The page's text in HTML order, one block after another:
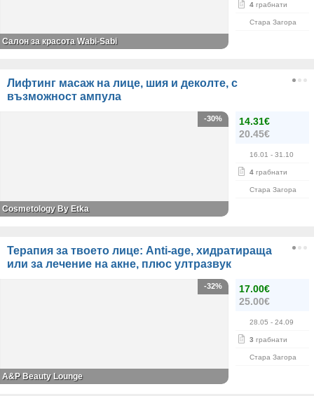
4 грабнати
Стара Загора
Салон за красота Wabi-Sabi
Лифтинг масаж на лице, шия и деколте, с
възможност ампула
14.31€
20.45€
16.01 - 31.10
4 грабнати
Стара Загора
-30%
Cosmetology By Etka
Терапия за твоето лице: Anti-age, хидратираща
или за лечение на акне, плюс ултразвук
17.00€
25.00€
28.05 - 24.09
3 грабнати
Стара Загора
-32%
A&P Beauty Lounge